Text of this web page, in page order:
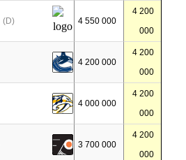
(D) 4 550 000
4 200
000
4 200 000
4 200
000
4 000 000
4 200
000
3 700 000
4 200
000